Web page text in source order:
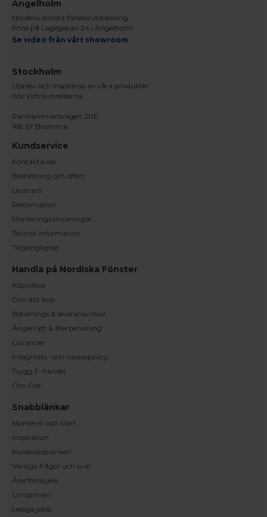
Ängelholm
Nordens största fönsterutställning
finns på Lagegatan 24 i Ängelholm
Se video från vårt showroom
Stockholm
Upplev och inspireras av våra produkter
hos Victrix inredarna.
Ranhammarsvägen 20E
168 67 Bromma
Kundservice
Kontakta oss
Beställning och offert
Leverans
Reklamation
Monteringsanvisningar
Teknisk information
Tillgänglighet
Handla på Nordiska Fönster
Köpvillkor
Om ditt köp
Betalnings & leveransvillkor
Ångerrätt & återbetalning
Garantier
Integritets- och cookiepolicy
Trygg E-handel
Om Oss
Snabblänkar
Monterat och klart
Inspiration
Kunskapsbanken
Vanliga frågor och svar
Återförsäljare
Omdömen
Lediga jobb